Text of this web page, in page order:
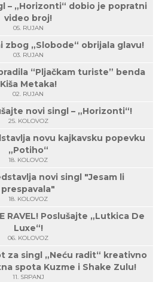
– „Horizonti“ dobio je popratni
video broj!
05. RUJAN
zbog „Slobode“ obrijala glavu!
03. RUJAN
“Pljačkam turiste” benda
Kiša Metaka!
02. RUJAN
novi singl – „Horizonti“!
25. KOLOVOZ
novu kajkavsku popevku
„Potiho“
18. KOLOVOZ
novi singl "Jesam li
prespavala"
18. KOLOVOZ
RAVEL! Poslušajte „Lutkica De
Luxe“!
06. KOLOVOZ
za singl „Neću radit“ kreativno
spota Kuzme i Shake Zulu!
11. SRPANJ